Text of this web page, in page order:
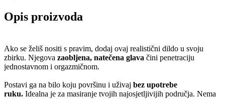
Opis proizvoda
Ako se želiš nositi s pravim, dodaj ovaj realistični dildo u svoju
zbirku. Njegova zaobljena, natečena glava čini penetraciju
jednostavnom i orgazmičnom.
Postavi ga na bilo koju površinu i uživaj bez upotrebe
ruku. Idealna je za masiranje tvojih najosjetljivijih područja. Nema